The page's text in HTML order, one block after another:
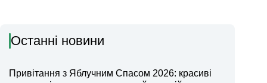
Останні новини
Привітання з Яблучним Спасом 2026: красиві